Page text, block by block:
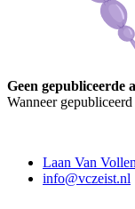
Geen gepubliceerde
Wanneer
Laan Van
info@vczeist.nl